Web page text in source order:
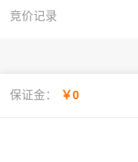
竞价记录
保证金： ￥0